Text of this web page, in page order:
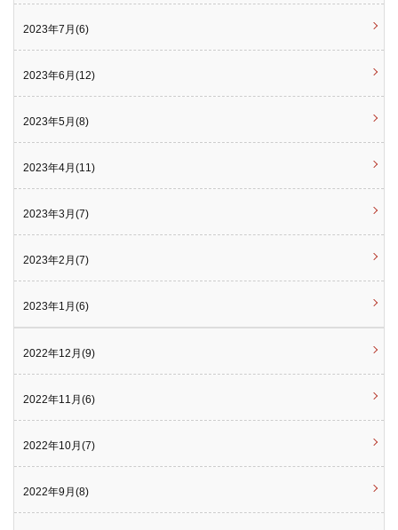
2023年7月(6)
2023年6月(12)
2023年5月(8)
2023年4月(11)
2023年3月(7)
2023年2月(7)
2023年1月(6)
2022年12月(9)
2022年11月(6)
2022年10月(7)
2022年9月(8)